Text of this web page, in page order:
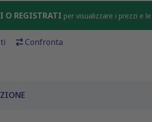
O REGISTRATI per visualizzare i prezzi e
Confronta